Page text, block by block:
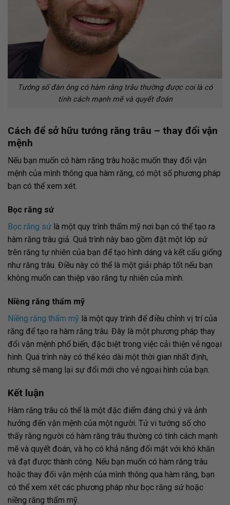
Tướng số đàn ông có hàm răng trâu thường được coi là có
tính cách mạnh mẽ và quyết đoán
Cách để sở hữu tướng răng trâu – thay đổi vận
mệnh
Nếu bạn muốn có hàm răng trâu hoặc muốn thay đổi vận
mệnh của mình thông qua hàm răng, có một số phương pháp
bạn có thể xem xét.
Bọc răng sứ
Bọc răng sứ là một quy trình thẩm mỹ nơi bạn có thể tạo ra
hàm răng trâu giả. Quá trình này bao gồm đặt một lớp sứ
trên răng tự nhiên của bạn để tạo hình dáng và kết cấu giống
như răng trâu. Điều này có thể là một giải pháp tốt nếu bạn
không muốn can thiệp vào răng tự nhiên của mình.
Niềng răng thẩm mỹ
Niềng răng thẩm mỹ là một quy trình để điều chỉnh vị trí của
răng để tạo ra hàm răng trâu. Đây là một phương pháp thay
đổi vận mệnh phổ biến, đặc biệt trong việc cải thiện vẻ ngoại
hình. Quá trình này có thể kéo dài một thời gian nhất định,
nhưng sẽ mang lại sự đổi mới cho vẻ ngoại hình của bạn.
Kết luận
Hàm răng trâu có thể là một đặc điểm đáng chú ý và ảnh
hưởng đến vận mệnh của một người. Tử vi tướng số cho
thấy rằng người có hàm răng trâu thường có tính cách mạnh
mẽ và quyết đoán, và họ có khả năng đối mặt với khó khăn
và đạt được thành công. Nếu bạn muốn có hàm răng trâu
hoặc thay đổi vận mệnh của mình thông qua hàm răng, bạn
có thể xem xét các phương pháp như bọc răng sứ hoặc
niềng răng thẩm mỹ.